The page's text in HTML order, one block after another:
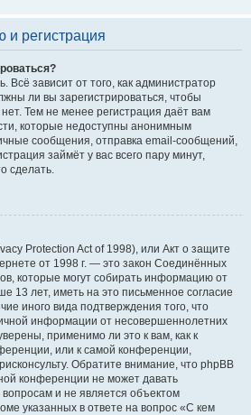
и регистрация
Всё зависит от того, как администратор
ли вы зарегистрироваться, чтобы
Тем не менее регистрация даёт вам
которые недоступны анонимным
сообщения, отправка email-сообщений,
займёт у вас всего пару минут,
сделать.
Protection Act of 1998), или Акт о защите
от 1998 г. — это закон Соединённых
которые могут собирать информацию от
13 лет, иметь на это письменное согласие
иного вида подтверждения того, что
информации от несовершеннолетних
применимо ли это к вам, как к
или к самой конференции,
Обратите внимание, что phpBB
конференции не может давать
и не является объектом
указанных в ответе на вопрос «С кем